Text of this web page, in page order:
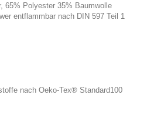
65% Polyester 35% Baumwolle
entflammbar nach DIN 597 Teil 1
nach Oeko-Tex® Standard100